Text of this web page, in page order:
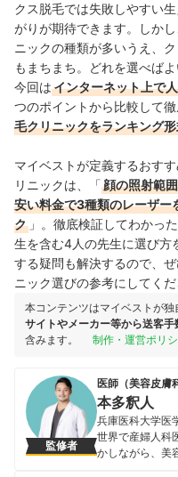
クス脱毛では失敗しやすい
がりが期待できます。しか
ニックの種類が多いうえ、
もまちまち。どれを選べば
今回はインターネット上で
つのポイントから比較して徹
毛クリニックをランキング
マイベストが定義するおす
リニックは、「顔の照射範
安い料金で3種類のレーザー
ク 」。徹底検証してわかっ
生を含む4人の先生に選び方
する疑問も解決するので、
ニック選びの参考にしてくだ
本コンテンツはマイベストが独
サイトやメーカー等から送客手
含みます。
制作・運営ポリ
監修者
医師（美容皮膚
本多釈人
兵庫医科大学医
世界で産婦人科
かしながら、美